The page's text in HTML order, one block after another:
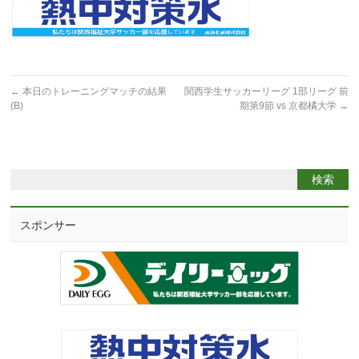
← 本日のトレーニングマッチの結果
(B)
関西学生サッカーリーグ 1部リーグ 前
期第9節 vs 京都橘大学 →
スポンサー